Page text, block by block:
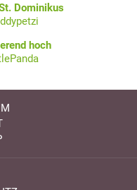
Dominikus
hoch